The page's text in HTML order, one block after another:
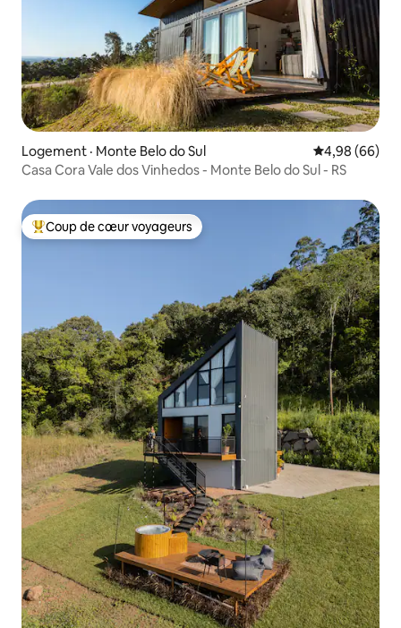
Logement · Monte Belo do Sul Note
4,98 (66)
Casa Cora Vale dos Vinhedos - Monte Belo do Sul - RS
Coup de cœur voyageurs parmi les plus aimés
Coup de cœur voyageurs